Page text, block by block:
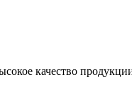
качество